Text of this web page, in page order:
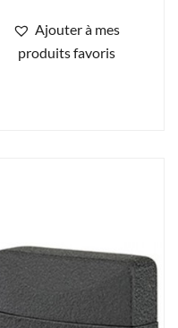
Ajouter à mes
produits favoris